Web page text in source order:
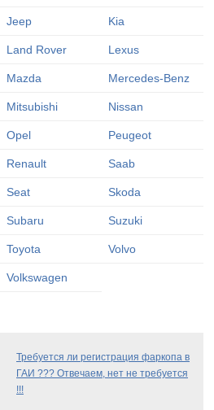
Jeep Kia
Land Rover Lexus
Mazda Mercedes-Benz
Mitsubishi Nissan
Opel Peugeot
Renault Saab
Seat Skoda
Subaru Suzuki
Toyota Volvo
Volkswagen
Требуется ли регистрация фаркопа в
ГАИ ??? Отвечаем, нет не требуется
!!!